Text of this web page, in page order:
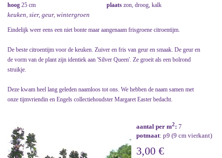
hoog 25 cm plaats zon, droog, kalk
keuken, sier, geur, wintergroen
Eindelijk weer eens een niet bonte maar aangenaam frisgroene citroentijm.
De beste citroentijm voor de keuken. Zuiver en fris van geur en smaak. De geur en
de vorm van de plant zijn identiek aan 'Silver Queen'. Ze groeit als een bolrond
struikje.
Deze kwam heel lang geleden naamloos tot ons. We hebben de naam samen met
onze tijmvriendin en Engels collectiehoudster Margaret Easter bedacht.
aantal per m2: 7
potmaat: p9 (9 cm vierkant)
3,00 €